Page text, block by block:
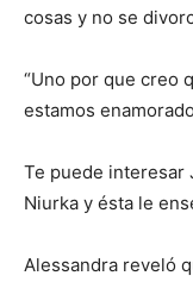
cosas y no se
“Uno por que creo
estamos
Te puede interesar
Niurka y ésta le
Alessandra reveló